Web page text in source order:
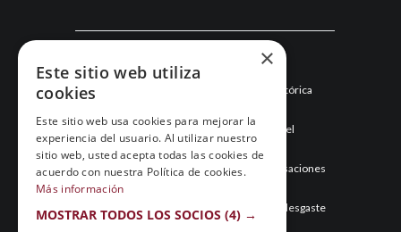
Esneca Fraga junio 2026: una temporada histórica
Mayo de 2026: el mes que hizo historia para el
Esneca Fraga
Abril de 2026: el Esneca Fraga recupera sensaciones
y asegura el segundo puesto
Marzo de 2026: el Esneca Fraga gestiona el desgaste
y sigue en la pelea por todo
×
Este sitio web utiliza
cookies
Este sitio web usa cookies para mejorar la
experiencia del usuario. Al utilizar nuestro
sitio web, usted acepta todas las cookies de
acuerdo con nuestra Política de cookies.
Más información
MOSTRAR TODOS LOS SOCIOS (4) →